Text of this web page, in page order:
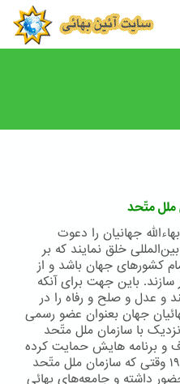
ملل متّحد
جهانيان را دعوت
خلق نمايند که بر
کشورهای جهان باشد و از
سازند. باين جهت برای آنکه
و عدل و صلح و رفاه را در
جهان بعنوان عضو رسمی
با سازمان ملل متّحد
و برنامه هايش حمايت کرده
اند. نمايندگان بهائی در سال ۱۹۴۵ وقتی که سازمان ملل متّحد
داشته و جامعه‌های بهائی